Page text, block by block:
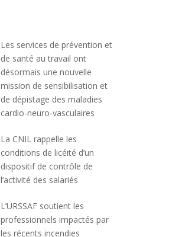
Les services de prévention et
de santé au travail ont
désormais une nouvelle
mission de sensibilisation et
de dépistage des maladies
cardio-neuro-vasculaires
La CNIL rappelle les
conditions de licéité d’un
dispositif de contrôle de
l’activité des salariés
L’URSSAF soutient les
professionnels impactés par
les récents incendies